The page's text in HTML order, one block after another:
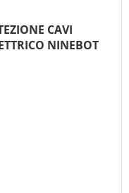
CAVI
NINEBOT